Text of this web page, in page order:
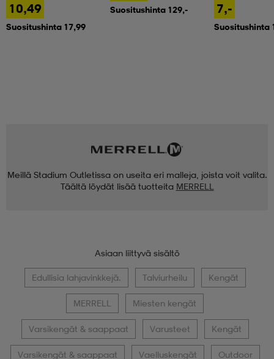
10,49
Suositushinta 17,99
Suositushinta 129,- 7,-
Suositushinta
Meillä Stadium Outletissa on useita eri malleja, joista voit valita.
Täältä löydät lisää tuotteita MERRELL
Asiaan liittyvä sisältö
Edullisia lahjavinkkejä. Talviurheilu Kengät
MERRELL Miesten kengät
Varsikengät & saappaat Varusteet Kengät
Varsikengät & saappaat Vaelluskengät Outdoor